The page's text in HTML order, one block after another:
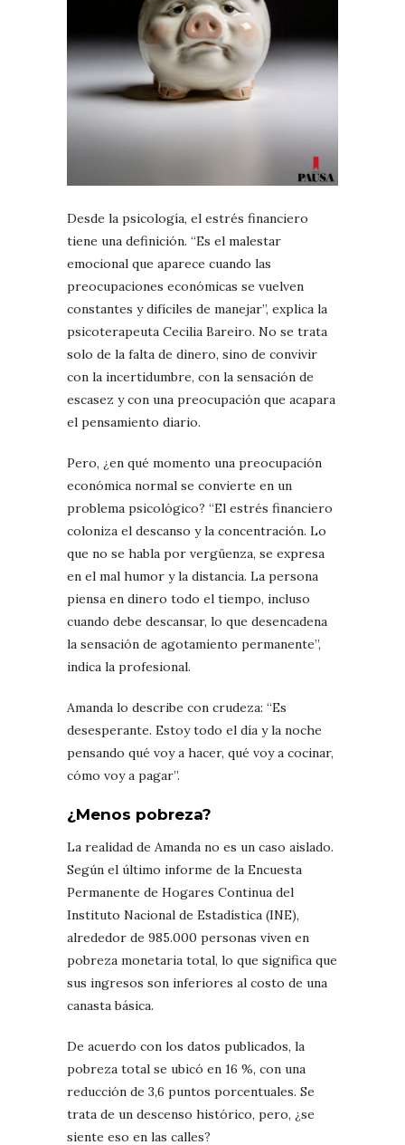
Desde la psicología, el estrés financiero
tiene una definición. “Es el malestar
emocional que aparece cuando las
preocupaciones económicas se vuelven
constantes y difíciles de manejar”, explica la
psicoterapeuta Cecilia Bareiro. No se trata
solo de la falta de dinero, sino de convivir
con la incertidumbre, con la sensación de
escasez y con una preocupación que acapara
el pensamiento diario.
Pero, ¿en qué momento una preocupación
económica normal se convierte en un
problema psicológico? “El estrés financiero
coloniza el descanso y la concentración. Lo
que no se habla por vergüenza, se expresa
en el mal humor y la distancia. La persona
piensa en dinero todo el tiempo, incluso
cuando debe descansar, lo que desencadena
la sensación de agotamiento permanente”,
indica la profesional.
Amanda lo describe con crudeza: “Es
desesperante. Estoy todo el día y la noche
pensando qué voy a hacer, qué voy a cocinar,
cómo voy a pagar”.
¿Menos pobreza?
La realidad de Amanda no es un caso aislado.
Según el último informe de la Encuesta
Permanente de Hogares Continua del
Instituto Nacional de Estadística (INE),
alrededor de 985.000 personas viven en
pobreza monetaria total, lo que significa que
sus ingresos son inferiores al costo de una
canasta básica.
De acuerdo con los datos publicados, la
pobreza total se ubicó en 16 %, con una
reducción de 3,6 puntos porcentuales. Se
trata de un descenso histórico, pero, ¿se
siente eso en las calles?